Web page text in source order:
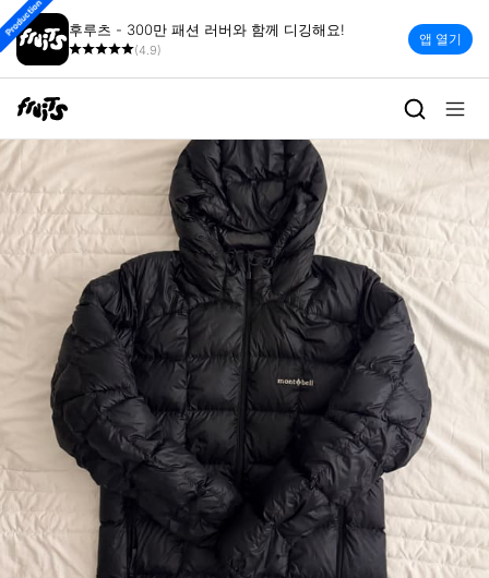
후루츠 - 300만 패션 러버와 함께 디깅해요!
(4.9)
앱 열기
Production